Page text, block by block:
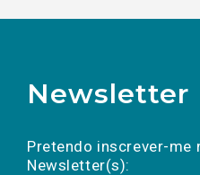
Newsletter
Pretendo inscrever-me
Newsletter(s):
a(s) newsletter(s).
mail